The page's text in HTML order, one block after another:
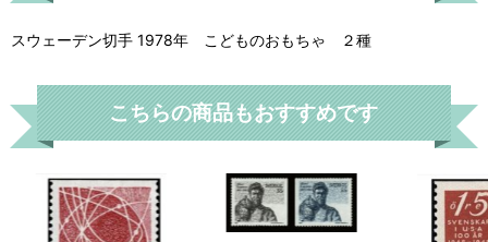
スウェーデン切手 1978年 こどものおもちゃ ２種
こちらの商品もおすすめです